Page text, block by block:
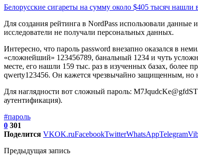
Белорусские сигареты на сумму около $405 тысяч
Для создания рейтинга в NordPass использовали
исследователи не получали персональных данных.
Интересно, что пароль password внезапно оказался в
«сложнейший» 123456789, банальный 1234 и чуть
месте, его нашли 159 тыс. раз в изученных базах,
qwerty123456. Он кажется чрезвычайно защищенным, но
Для наглядности вот сложный пароль:
аутентификация).
#пароль
0 301
Поделится VKOK.ruFacebookTwitterWhatsAppTelegram
Предыдущая запись